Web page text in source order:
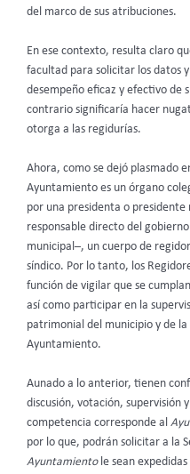
del marco de sus atribuciones.
En ese contexto, resulta claro
facultad para solicitar los datos
desempeño eficaz y efectivo de
contrario significaría hacer
otorga a las regidurías.
Ahora, como se dejó plasmado
Ayuntamiento es un órgano
por una presidenta o
responsable directo del
municipal–, un cuerpo de
síndico. Por lo tanto, los
función de vigilar que se
así como participar en la
patrimonial del municipio y de la
Ayuntamiento.
Aunado a lo anterior, tienen
discusión, votación, supervisión
competencia corresponde al
por lo que, podrán solicitar a la
Ayuntamientole sean expedidas